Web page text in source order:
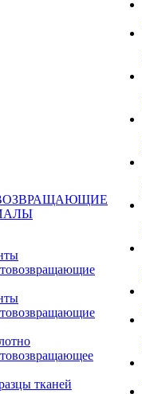
тканей